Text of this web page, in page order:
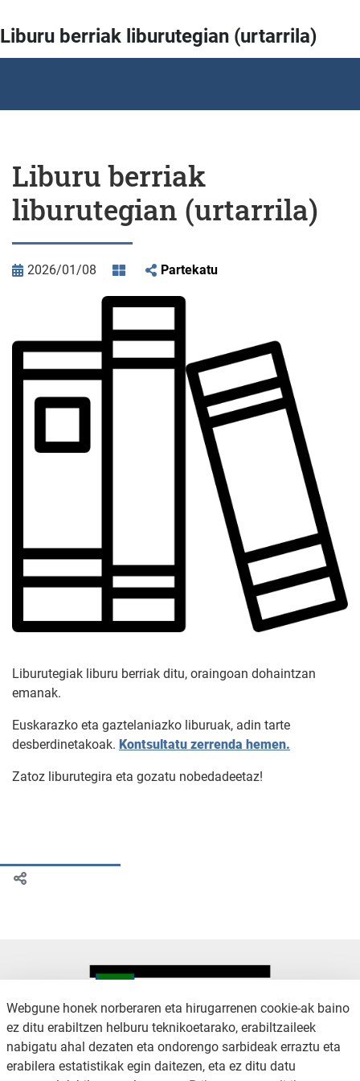
Liburu berriak liburutegian (urtarrila)
Liburu berriak
liburutegian (urtarrila)
2026/01/08 Partekatu
Liburutegiak liburu berriak ditu, oraingoan dohaintzan
emanak.
Euskarazko eta gaztelaniazko liburuak, adin tarte
desberdinetakoak. Kontsultatu zerrenda hemen.
Zatoz liburutegira eta gozatu nobedadeetaz!
Webgune honek norberaren eta hirugarrenen cookie-ak baino
ez ditu erabiltzen helburu teknikoetarako, erabiltzaileek
nabigatu ahal dezaten eta ondorengo sarbideak erraztu eta
erabilera estatistikak egin daitezen, eta ez ditu datu